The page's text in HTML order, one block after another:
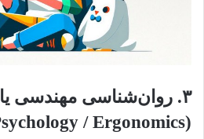
۳. روان‌شناسی مهندسی
(Engineering Psychology / Ergonomics)